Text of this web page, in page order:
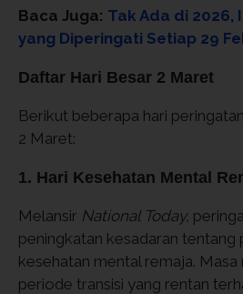
Baca Juga: Tak Ada di 2026,
yang Diperingati Setiap 29
Daftar Hari Besar 2 Maret
Berikut beberapa hari
2 Maret:
1. Hari Kesehatan Mental
Melansir National Today,
peningkatan kesadaran tentang
kesehatan mental remaja.
periode transisi yang rentan